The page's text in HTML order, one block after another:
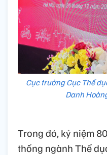
Cục trưởng Cục Thể
Danh
Trong đó, kỷ niệm
thống ngành Thể